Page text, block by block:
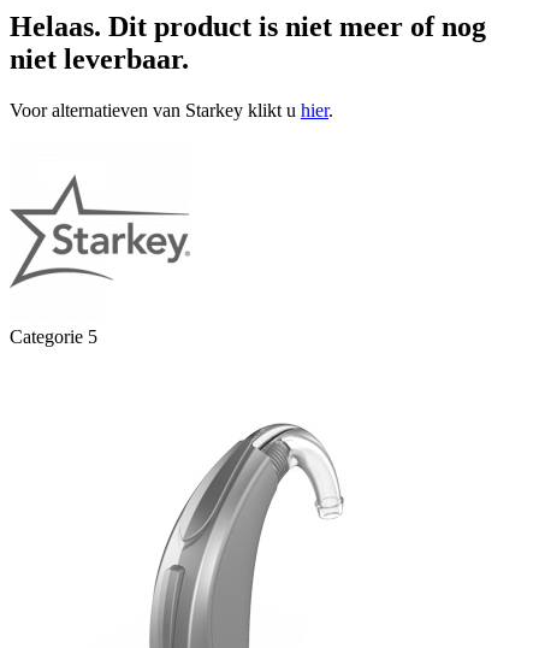
Helaas. Dit product is niet meer of nog
niet leverbaar.
Voor alternatieven van Starkey klikt u hier.
Categorie 5